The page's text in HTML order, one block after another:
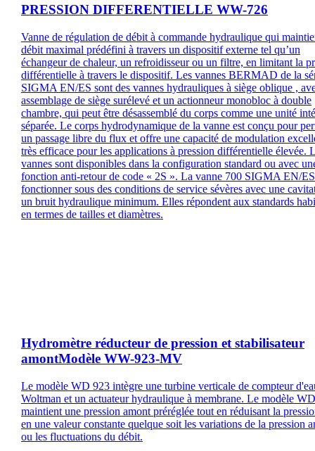
PRESSION DIFFERENTIELLE WW-726
Vanne de régulation de débit à commande hydraulique qui
débit maximal prédéfini à travers un dispositif externe tel qu’un
échangeur de chaleur, un refroidisseur ou un filtre, en limitant la
différentielle à travers le dispositif. Les vannes BERMAD de la
SIGMA EN/ES sont des vannes hydrauliques à siège oblique ,
assemblage de siège surélevé et un actionneur monobloc à double
chambre, qui peut être désassemblé du corps comme une unité
séparée. Le corps hydrodynamique de la vanne est conçu pour
un passage libre du flux et offre une capacité de modulation
très efficace pour les applications à pression différentielle élevée.
vannes sont disponibles dans la configuration standard ou avec
fonction anti-retour de code « 2S ». La vanne 700 SIGMA EN/
fonctionner sous des conditions de service sévères avec une
un bruit hydraulique minimum. Elles répondent aux standards
en termes de tailles et diamètres.
Hydromètre réducteur de pression et stabilisateur
amontModèle WW-923-MV
Le modèle WD 923 intègre une turbine verticale de compteur
Woltman et un actuateur hydraulique à membrane. Le modèle
maintient une pression amont préréglée tout en réduisant la
en une valeur constante quelque soit les variations de la pression
ou les fluctuations du débit.